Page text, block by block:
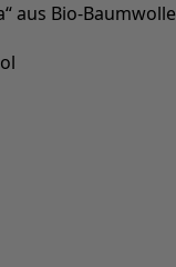
aus Bio-Baumwolle